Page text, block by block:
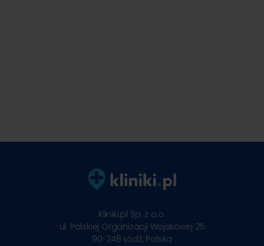
Kliniki.pl Sp. z o.o.
ul. Polskiej Organizacji Wojskowej 25
90-248 Łódź, Polska